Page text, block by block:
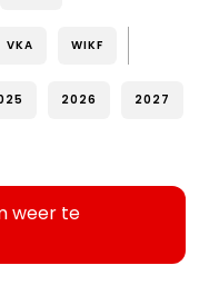
VKA WIKF
2026 2027
weer te